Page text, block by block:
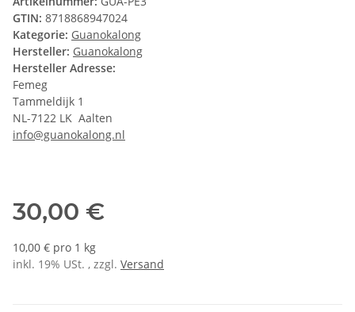
GTIN: 8718868947024
Kategorie: Guanokalong
Hersteller: Guanokalong
Hersteller Adresse:
Femeg
Tammeldijk 1
NL-7122 LK Aalten
info@guanokalong.nl
30,00 €
10,00 € pro 1 kg
inkl. 19% USt. , zzgl. Versand